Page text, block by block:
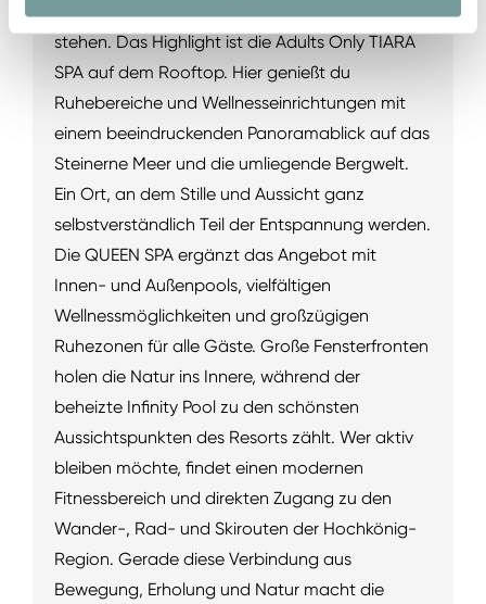
stehen. Das Highlight ist die Adults Only TIARA
SPA auf dem Rooftop. Hier genießt du
Ruhebereiche und Wellnesseinrichtungen mit
einem beeindruckenden Panoramablick auf das
Steinerne Meer und die umliegende Bergwelt.
Ein Ort, an dem Stille und Aussicht ganz
selbstverständlich Teil der Entspannung werden.
Die QUEEN SPA ergänzt das Angebot mit
Innen- und Außenpools, vielfältigen
Wellnessmöglichkeiten und großzügigen
Ruhezonen für alle Gäste. Große Fensterfronten
holen die Natur ins Innere, während der
beheizte Infinity Pool zu den schönsten
Aussichtspunkten des Resorts zählt. Wer aktiv
bleiben möchte, findet einen modernen
Fitnessbereich und direkten Zugang zu den
Wander-, Rad- und Skirouten der Hochkönig-
Region. Gerade diese Verbindung aus
Bewegung, Erholung und Natur macht die